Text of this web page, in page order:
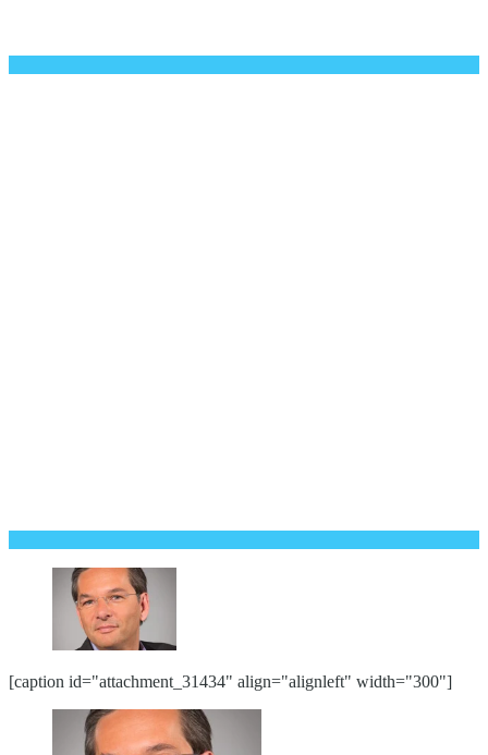
[caption id="attachment_31434" align="alignleft" width="300"]